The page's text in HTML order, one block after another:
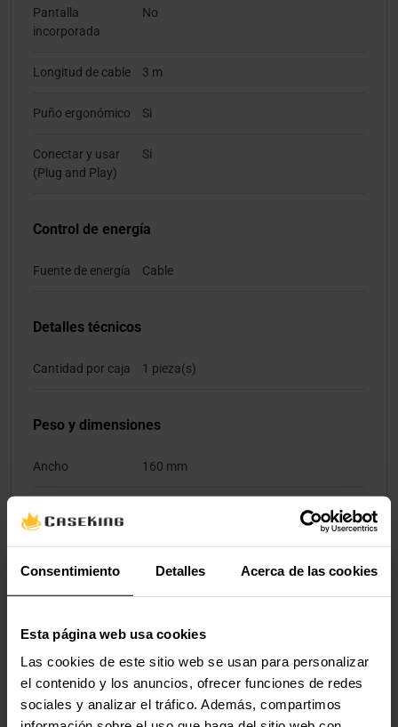
Consentimiento Detalles Acerca de las cookies
Esta página web usa cookies
Las cookies de este sitio web se usan para personalizar
el contenido y los anuncios, ofrecer funciones de redes
sociales y analizar el tráfico. Además, compartimos
Pantalla
incorporada
No
Longitud de cable 3 m
Puño ergonómico Si
Conectar y usar
(Plug and Play)
Si
Control de energía
Fuente de energía Cable
Detalles técnicos
Cantidad por caja 1 pieza(s)
Peso y dimensiones
Ancho 160 mm
Altura 60 mm
Contenido del embalaje
Cables incluidos Poder